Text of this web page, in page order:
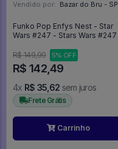
Vendido por: Bazar do Bru - SP
Funko Pop Enfys Nest - Star
Wars #247 - Stars Wars #247
R$ 149,99 5% OFF
R$ 142,49
4x R$ 35,62 sem juros
Frete Grátis
Carrinho